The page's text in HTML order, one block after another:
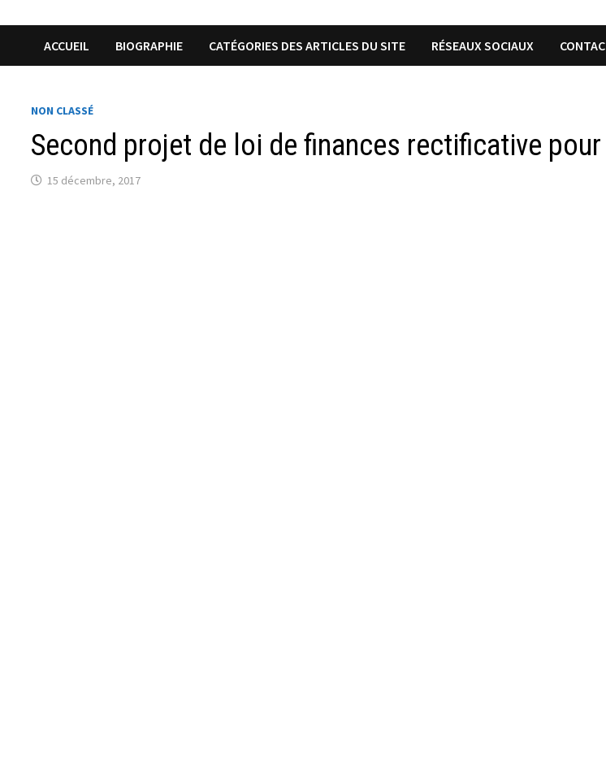
ACCUEIL BIOGRAPHIE CATÉGORIES DES ARTICLES DU SITE RÉSEAUX SOCIAUX
NON CLASSÉ
Second projet de loi de finances rectificative
15 décembre, 2017